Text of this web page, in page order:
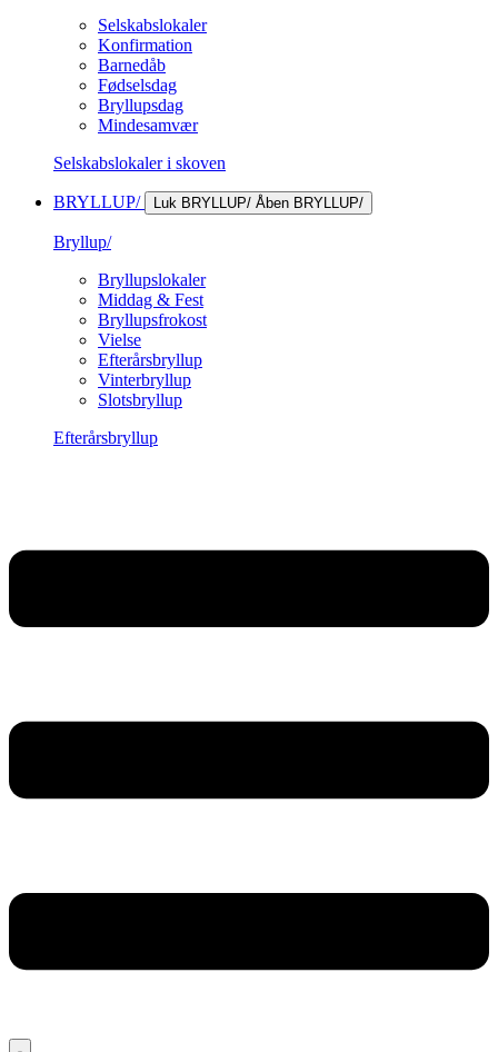
Selskabslokaler
Konfirmation
Barnedåb
Fødselsdag
Bryllupsdag
Mindesamvær
Selskabslokaler i skoven
BRYLLUP/ Luk BRYLLUP/ Åben BRYLLUP/
Bryllup/
Bryllupslokaler
Middag & Fest
Bryllupsfrokost
Vielse
Efterårsbryllup
Vinterbryllup
Slotsbryllup
Efterårsbryllup